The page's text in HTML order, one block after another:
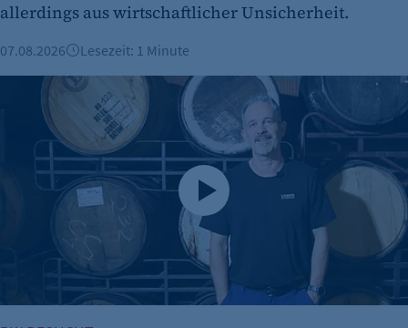
allerdings aus wirtschaftlicher Unsicherheit.
07.08.2026 Lesezeit: 1 Minute
Brauerei Lemke – Berlins Biermanufaktur mit ordentlich